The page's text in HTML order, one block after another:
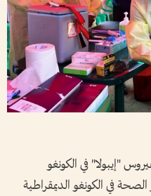
"إيبولا" في الكونغو
وذكر وزير الصحة في الكونغو الديمقراطية